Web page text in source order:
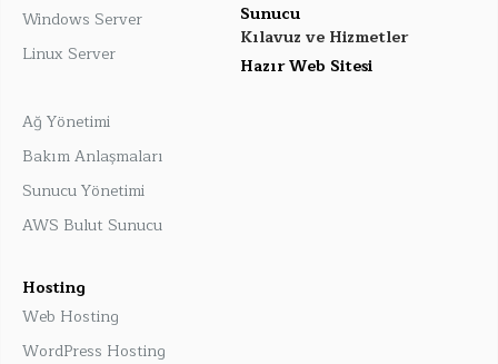
Sunucu
Windows Server
Linux Server
Kılavuz ve Hizmetler
Ağ Yönetimi
Bakım Anlaşmaları
Sunucu Yönetimi
AWS Bulut Sunucu
Hazır Web Sitesi
Hosting
Web Hosting
WordPress Hosting